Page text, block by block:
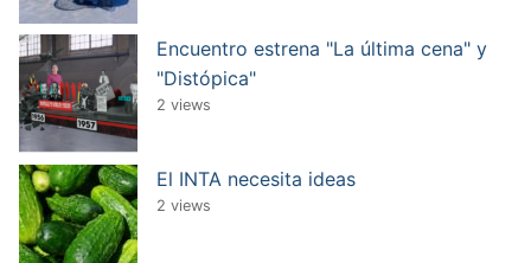
Encuentro estrena "La última cena" y
"Distópica"
2 views
El INTA necesita ideas
2 views